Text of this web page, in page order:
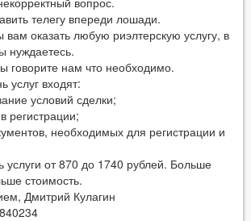
телегу впереди лошади.
вам оказать любую риэлтерскую услугу, в
нуждаетесь.
говорите нам что необходимо.
услуг входят:
условий сделки;
регистрации;
необходимых для регистрации и
услуги от 870 до 1740 рублей. Больше
стоимость.
Дмитрий Кулагин